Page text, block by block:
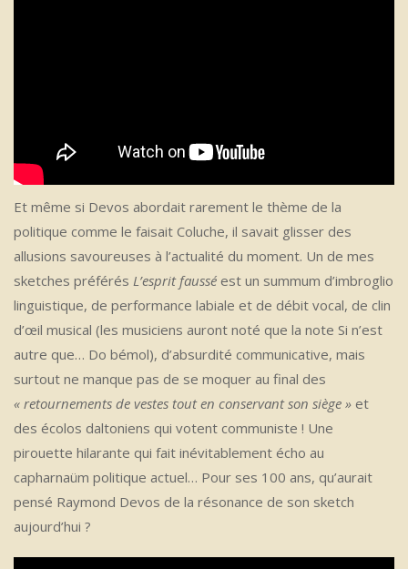
Et même si Devos abordait rarement le thème de la
politique comme le faisait Coluche, il savait glisser des
allusions savoureuses à l’actualité du moment. Un de mes
sketches préférés L’esprit faussé est un summum d’imbroglio
linguistique, de performance labiale et de débit vocal, de clin
d’œil musical (les musiciens auront noté que la note Si n’est
autre que… Do bémol), d’absurdité communicative, mais
surtout ne manque pas de se moquer au final des
« retournements de vestes tout en conservant son siège » et
des écolos daltoniens qui votent communiste ! Une
pirouette hilarante qui fait inévitablement écho au
capharnaüm politique actuel… Pour ses 100 ans, qu’aurait
pensé Raymond Devos de la résonance de son sketch
aujourd’hui ?